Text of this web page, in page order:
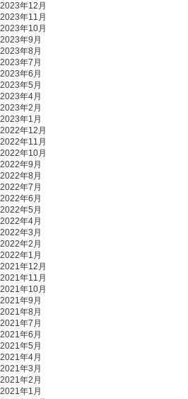
2023年12月
2023年11月
2023年10月
2023年9月
2023年8月
2023年7月
2023年6月
2023年5月
2023年4月
2023年2月
2023年1月
2022年12月
2022年11月
2022年10月
2022年9月
2022年8月
2022年7月
2022年6月
2022年5月
2022年4月
2022年3月
2022年2月
2022年1月
2021年12月
2021年11月
2021年10月
2021年9月
2021年8月
2021年7月
2021年6月
2021年5月
2021年4月
2021年3月
2021年2月
2021年1月